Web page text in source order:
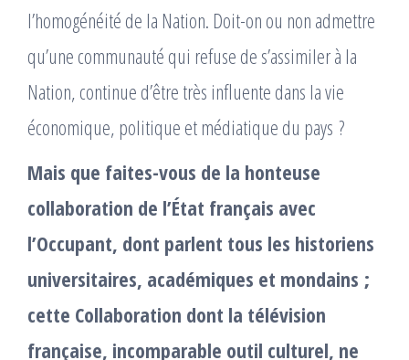
l’homogénéité de la Nation. Doit-on ou non admettre
qu’une communauté qui refuse de s’assimiler à la
Nation, continue d’être très influente dans la vie
économique, politique et médiatique du pays ?
Mais que faites-vous de la honteuse
collaboration de l’État français avec
l’Occupant, dont parlent tous les historiens
universitaires, académiques et mondains ;
cette Collaboration dont la télévision
française, incomparable outil culturel, ne